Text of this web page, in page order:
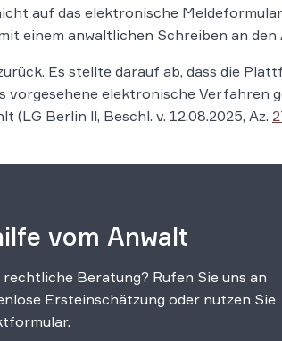
auf das elektronische
einem anwaltlichen Schreiben an den
Es stellte darauf ab, dass die
vorgesehene elektronische Verfahren
Berlin ll, Beschl. v. 12.08.2025, Az.
vom Anwalt
Beratung? Rufen Sie uns an
Ersteinschätzung oder nutzen Sie